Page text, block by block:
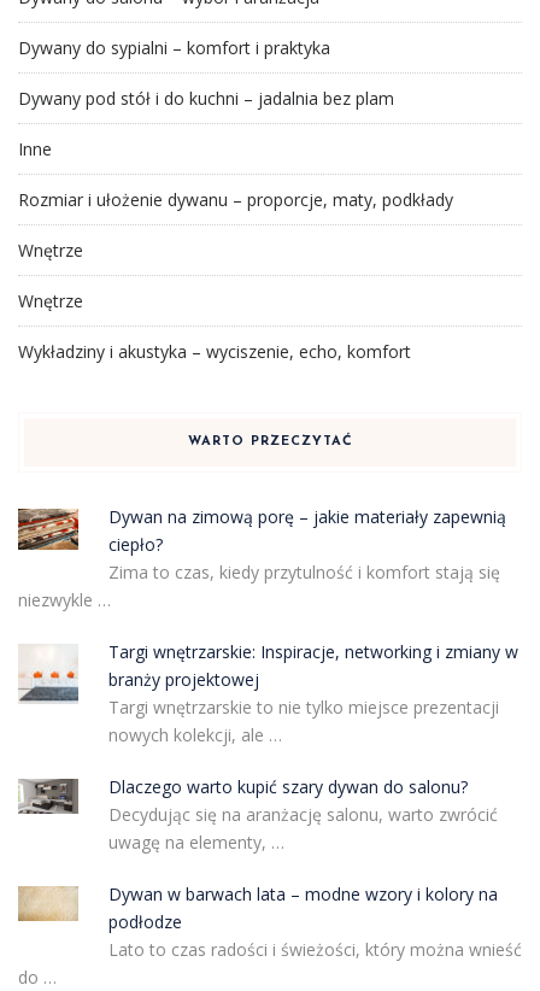
Dywany do sypialni – komfort i praktyka
Dywany pod stół i do kuchni – jadalnia bez plam
Inne
Rozmiar i ułożenie dywanu – proporcje, maty, podkłady
Wnętrze
Wnętrze
Wykładziny i akustyka – wyciszenie, echo, komfort
WARTO PRZECZYTAĆ
Dywan na zimową porę – jakie materiały zapewnią
ciepło?
Zima to czas, kiedy przytulność i komfort stają się
niezwykle …
Targi wnętrzarskie: Inspiracje, networking i zmiany w
branży projektowej
Targi wnętrzarskie to nie tylko miejsce prezentacji
nowych kolekcji, ale …
Dlaczego warto kupić szary dywan do salonu?
Decydując się na aranżację salonu, warto zwrócić
uwagę na elementy, …
Dywan w barwach lata – modne wzory i kolory na
podłodze
Lato to czas radości i świeżości, który można wnieść
do …